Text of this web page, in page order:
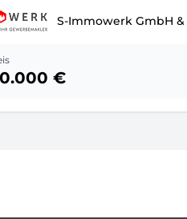
S-Immowerk GmbH &
€